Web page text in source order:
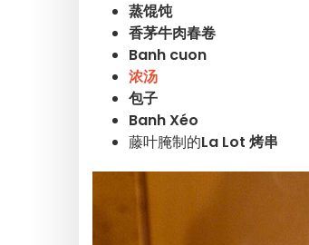
蒸馄饨
香茅牛肉春卷
Banh cuon
浓汤
包子
Banh Xéo
藤叶腌制的La Lot 烤串